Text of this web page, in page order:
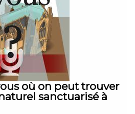
où on peut trouver
sanctuarisé à